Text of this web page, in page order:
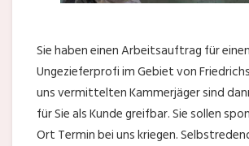
Sie haben einen Arbeitsauftrag für einen
Ungezieferprofi im Gebiet von
uns vermittelten Kammerjäger sind
für Sie als Kunde greifbar. Sie sollen
Ort Termin bei uns kriegen.